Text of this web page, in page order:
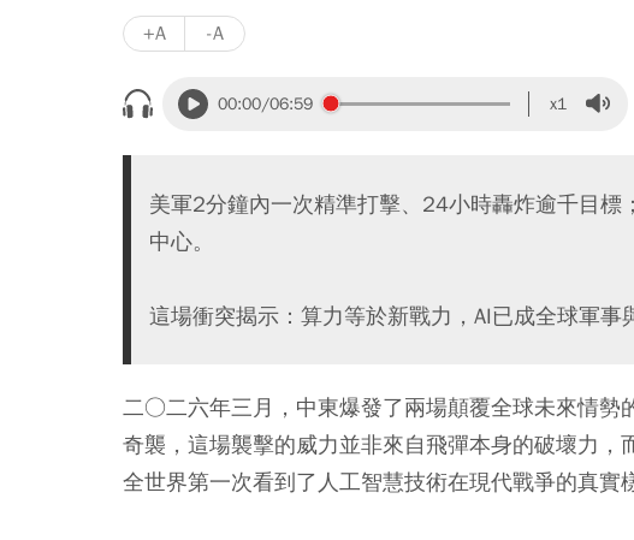
+A -A
00:00/06:59 x1
美軍2分鐘內一次精準打擊、24小時轟炸逾千目標
中心。
這場衝突揭示：算力等於新戰力，AI已成全球軍事
二○二六年三月，中東爆發了兩場顛覆全球未來情勢
奇襲，這場襲擊的威力並非來自飛彈本身的破壞力
全世界第一次看到了人工智慧技術在現代戰爭的真實